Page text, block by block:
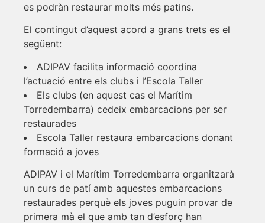
es podràn restaurar molts més patins.
El contingut d’aquest acord a grans trets es el
següent:
ADIPAV facilita informació coordina
l’actuació entre els clubs i l’Escola Taller
Els clubs (en aquest cas el Marítim
Torredembarra) cedeix embarcacions per ser
restaurades
Escola Taller restaura embarcacions donant
formació a joves
ADIPAV i el Marítim Torredembarra organitzarà
un curs de patí amb aquestes embarcacions
restaurades perquè els joves puguin provar de
primera mà el que amb tan d’esforç han